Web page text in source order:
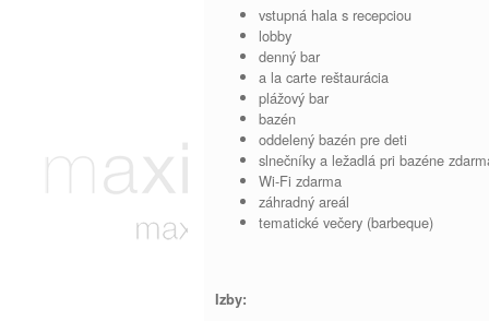
vstupná hala s recepciou
lobby
denný bar
a la carte reštaurácia
plážový bar
bazén
oddelený bazén pre deti
slnečníky a ležadlá pri bazéne
Wi-Fi zdarma
záhradný areál
tematické večery (barbeque)
Izby: